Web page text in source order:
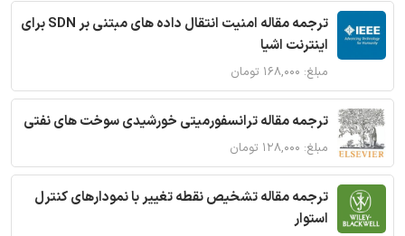
ترجمه مقاله امنیت انتقال داده های مبتنی بر SDN برای
اینترنت اشیا
مبلغ: ۱۶۸,۰۰۰ تومان
ترجمه مقاله ترانسفورمیتی خورشیدی سوخت های نفتی
مبلغ: ۱۲۸,۰۰۰ تومان
ترجمه مقاله تشخیص نقطه تغییر با نمودارهای کنترل
استوار